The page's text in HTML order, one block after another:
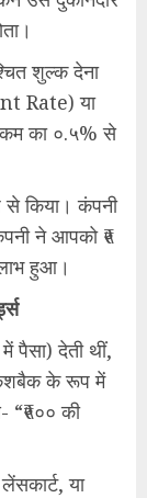
शुल्क देना
Rate) या
का ०.५% से
से किया। कंपनी
ने आपको ₹५
हुआ।
पैसा) देती थीं,
के रूप में
“₹५०० की
या